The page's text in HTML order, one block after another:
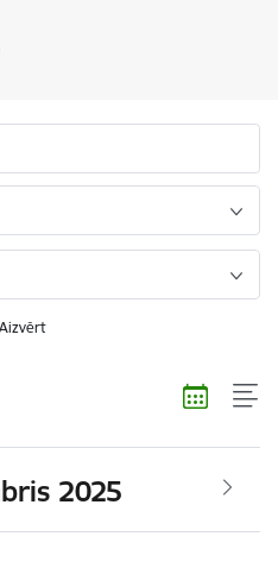
Aizvērt
2025